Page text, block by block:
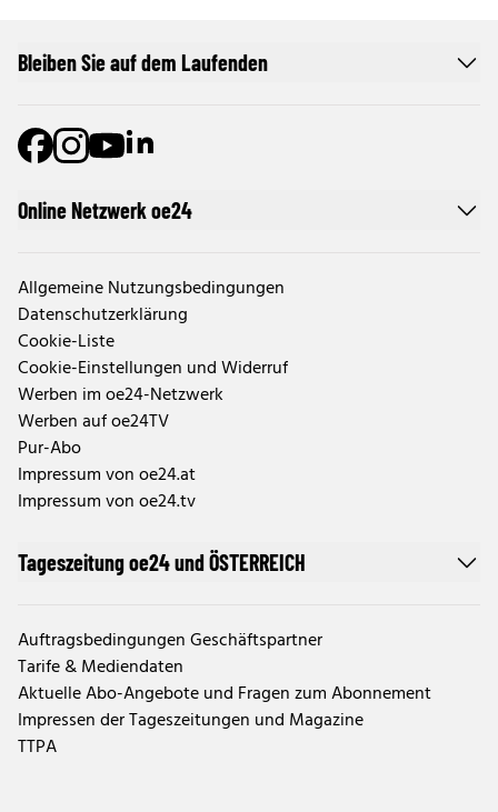
Online Netzwerk oe24
Allgemeine Nutzungsbedingungen
Datenschutzerklärung
Cookie-Liste
Cookie-Einstellungen und Widerruf
Werben im oe24-Netzwerk
Werben auf oe24TV
Pur-Abo
Impressum von oe24.at
Impressum von oe24.tv
Tageszeitung oe24 und ÖSTERREICH
Auftragsbedingungen Geschäftspartner
Tarife & Mediendaten
Aktuelle Abo-Angebote und Fragen zum Abonnement
Impressen der Tageszeitungen und Magazine
TTPA
Bleiben Sie auf dem Laufenden